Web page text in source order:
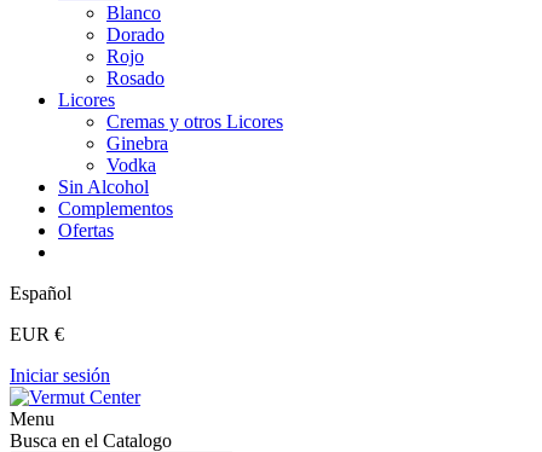
Blanco
Dorado
Rojo
Rosado
Licores
Cremas y otros Licores
Ginebra
Vodka
Sin Alcohol
Complementos
Ofertas
Español
EUR €
Iniciar sesión
Menu
Busca en el Catalogo